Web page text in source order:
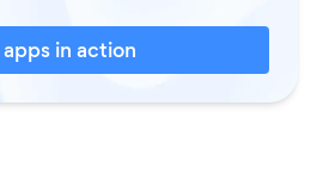
apps in action